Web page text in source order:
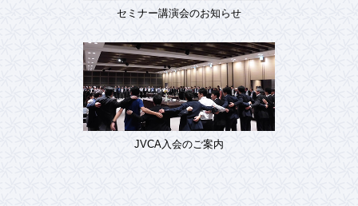
セミナー講演会のお知らせ
JVCA入会のご案内